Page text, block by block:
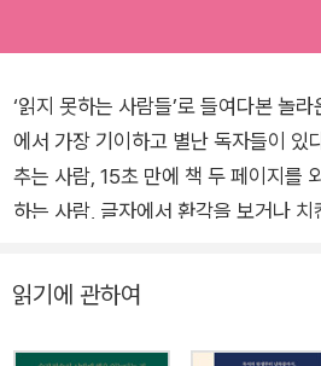
‘읽지 못하는 사람들’로 들여다본 놀라운 읽기
에서 가장 기이하고 별난 독자들이 있
추는 사람, 15초 만에 책 두 페이지를
하는 사람, 글자에서 환각을 보거나
는 사람…. 언뜻 ‘독자’처럼 보이지 않
아직 ‘읽기’의 기본적인 정의조차 내
읽기에 관하여